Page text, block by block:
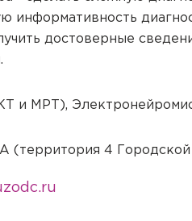
информативность
достоверные
и МРТ),
(территория 4
этом компьютере
этом компьютере
Настоящим подтверждаю,
обработки персональных
Настоящим подтверждаю,
обработки персональных